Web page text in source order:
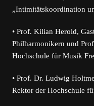
„Intimitätskoordination
• Prof. Kilian Herold,
Philharmonikern und
Hochschule für Musik
• Prof. Dr. Ludwig
Rektor der Hochschule